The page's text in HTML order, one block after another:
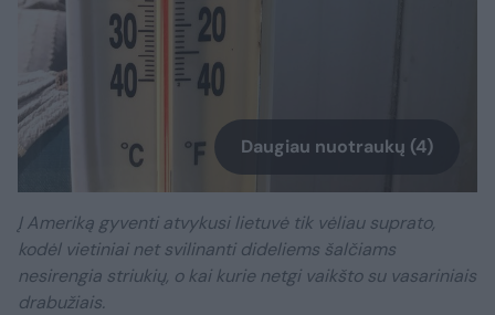
Daugiau nuotraukų (4)
Į Ameriką gyventi atvykusi lietuvė tik vėliau suprato,
kodėl vietiniai net svilinanti dideliems šalčiams
nesirengia striukių, o kai kurie netgi vaikšto su vasariniais
drabužiais.